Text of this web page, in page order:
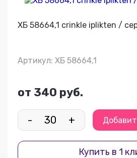
ХБ 58664,1 crinkle iplikten /
Артикул: ХБ 58664,1
от 340 руб.
- +
Купить в 1